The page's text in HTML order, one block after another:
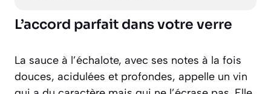
L’accord parfait dans votre verre
La sauce à l’échalote, avec ses notes à la fois
douces, acidulées et profondes, appelle un vin